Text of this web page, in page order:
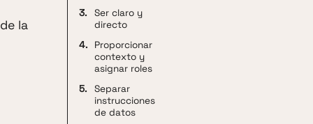
la
3.
Ser claro y
directo
4.
Proporcionar
contexto y
asignar roles
5.
Separar
instrucciones
de datos